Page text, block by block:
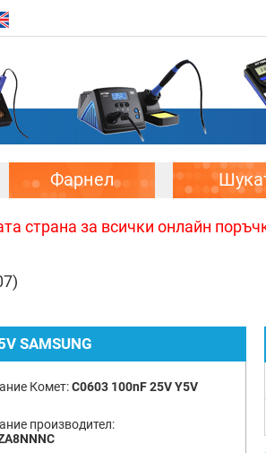
Фарнел
страна за всички онлайн
SAMSUNG
Комет:C0603 100nF 25V Y5V
производител: